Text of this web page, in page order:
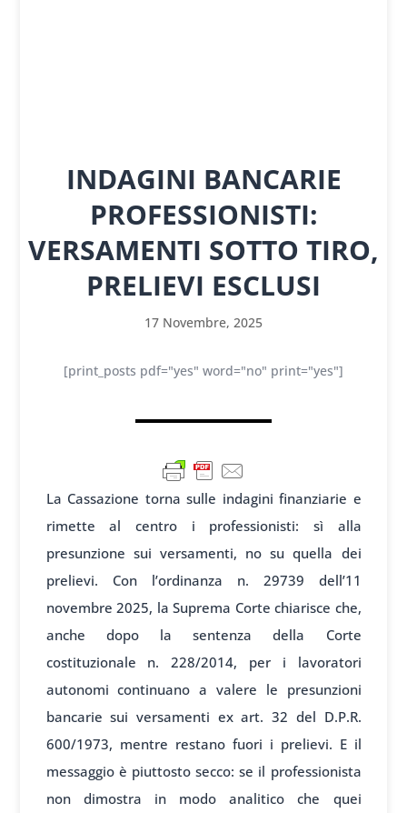
INDAGINI BANCARIE
PROFESSIONISTI:
VERSAMENTI SOTTO TIRO,
PRELIEVI ESCLUSI
17 Novembre, 2025
[print_posts pdf="yes" word="no" print="yes"]
La Cassazione torna sulle indagini finanziarie e
rimette al centro i professionisti: sì alla
presunzione sui versamenti, no su quella dei
prelievi. Con l’ordinanza n. 29739 dell’11
novembre 2025, la Suprema Corte chiarisce che,
anche dopo la sentenza della Corte
costituzionale n. 228/2014, per i lavoratori
autonomi continuano a valere le presunzioni
bancarie sui versamenti ex art. 32 del D.P.R.
600/1973, mentre restano fuori i prelievi. E il
messaggio è piuttosto secco: se il professionista
non dimostra in modo analitico che quei